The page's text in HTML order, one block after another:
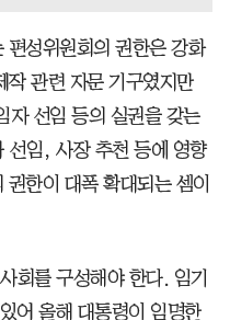
성위원회의 권한은 강화
작 관련 자문 기구였지만
자 선임 등의 실권을 갖는
선임, 사장 추천 등에 영향
한이 대폭 확대되는 셈이
회를 구성해야 한다. 임기
어 올해 대통령이 임명한